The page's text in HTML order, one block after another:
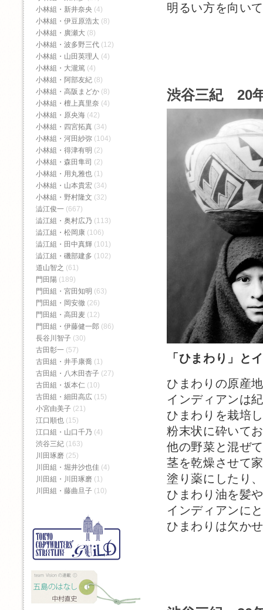
明るい方を向い
渋谷三紀 20
「ひまわり」と
ひまわりの原産
インディアンは
ひまわりを栽培
粉末状に砕いて
他の野菜と混ぜ
茎を乾燥させて
塗り薬にしたり
ひまわり油を髪
インディアンに
ひまわりは欠か
小林組・新井奈央 (4)
小林組・伊豆原浩太 (8)
小林組・廣瀬大 (8)
小林組・波多野三代 (12)
小林組・山田英理人 (4)
小林組・大瀧篤 (4)
小林組・阿部友紀 (8)
小林組・高阪まどか (8)
小林組・檀上真里奈 (4)
小林組・原央海 (42)
小林組・四宮拓真 (34)
小林組・河田紗弥 (104)
小林組・得津有明 (2)
小林組・森田隼司 (2)
小林組・用丸雅也 (1)
小林組・山本貴宏 (34)
小林組・野村隆文 (32)
澁江俊一 (667)
澁江組・奥村広乃 (113)
澁江組・松岡康 (106)
澁江組・田中真輝 (101)
澁江組・磯部建多 (102)
道山智之 (61)
門田陽 (189)
門田組・宮田知明 (63)
門田組・岡安徹 (26)
門田組・高田麦 (12)
門田組・伊藤健一郎 (86)
長谷川智子 (30)
古田彰一 (57)
古田組・井手康喬 (1)
古田組・八木田杏子 (27)
古田組・坂本仁 (10)
古田組・細田高広 (15)
小宮由美子 (21)
江口順也 (15)
江口組・山口千乃 (4)
渋谷三紀 (163)
川田琢磨 (25)
川田組・堀井沙也佳 (4)
川田組・川田琢磨 (1)
川田組・藤曲旦子 (10)